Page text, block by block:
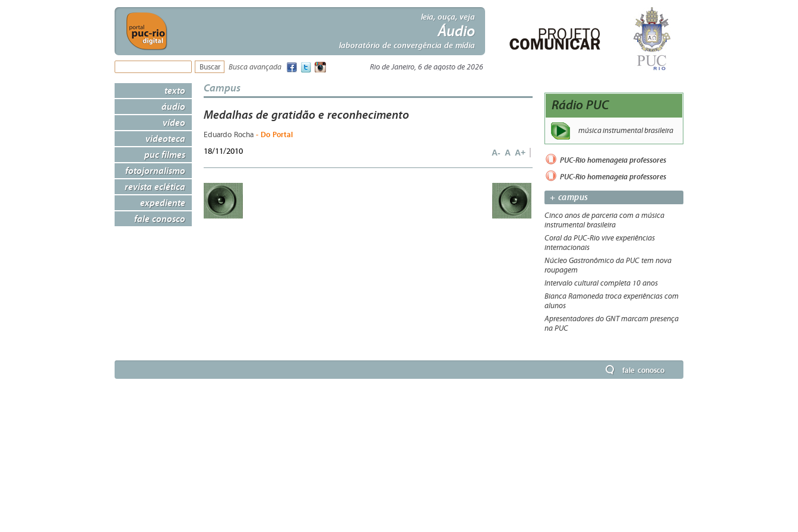
leia, ouça, veja
Áudio
laboratório de convergência de mídia
Busca avançada Rio de Janeiro, 6 de agosto de 2026
texto
áudio
vídeo
videoteca
puc filmes
fotojornalismo
revista eclética
expediente
fale conosco
Campus
Medalhas de gratidão e reconhecimento
Eduardo Rocha - Do Portal
18/11/2010 A- A A+
Rádio PUC
música instrumental brasileira
PUC-Rio homenageia professores
PUC-Rio homenageia professores
+ campus
Cinco anos de parceria com a música
instrumental brasileira
Coral da PUC-Rio vive experiências
internacionais
Núcleo Gastronômico da PUC tem nova
roupagem
Intervalo cultural completa 10 anos
Bianca Ramoneda troca experiências com
alunos
Apresentadores do GNT marcam presença
na PUC
fale conosco